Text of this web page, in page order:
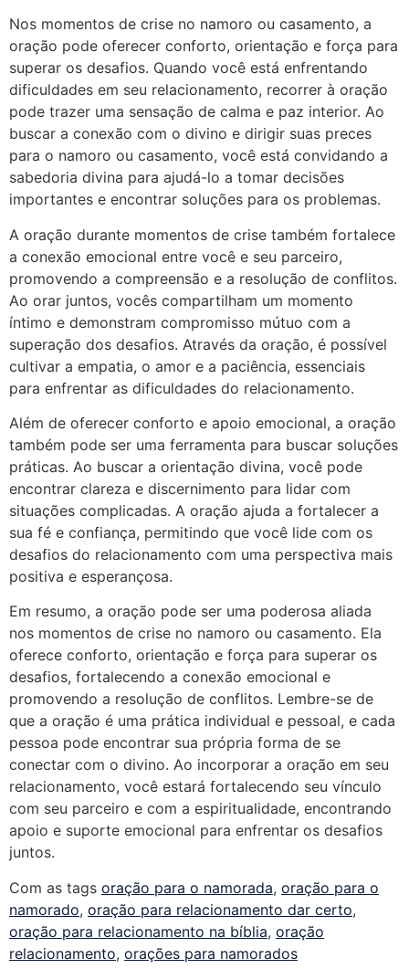
Nos momentos de crise no namoro ou casamento, a
oração pode oferecer conforto, orientação e força para
superar os desafios. Quando você está enfrentando
dificuldades em seu relacionamento, recorrer à oração
pode trazer uma sensação de calma e paz interior. Ao
buscar a conexão com o divino e dirigir suas preces
para o namoro ou casamento, você está convidando a
sabedoria divina para ajudá-lo a tomar decisões
importantes e encontrar soluções para os problemas.
A oração durante momentos de crise também fortalece
a conexão emocional entre você e seu parceiro,
promovendo a compreensão e a resolução de conflitos.
Ao orar juntos, vocês compartilham um momento
íntimo e demonstram compromisso mútuo com a
superação dos desafios. Através da oração, é possível
cultivar a empatia, o amor e a paciência, essenciais
para enfrentar as dificuldades do relacionamento.
Além de oferecer conforto e apoio emocional, a oração
também pode ser uma ferramenta para buscar soluções
práticas. Ao buscar a orientação divina, você pode
encontrar clareza e discernimento para lidar com
situações complicadas. A oração ajuda a fortalecer a
sua fé e confiança, permitindo que você lide com os
desafios do relacionamento com uma perspectiva mais
positiva e esperançosa.
Em resumo, a oração pode ser uma poderosa aliada
nos momentos de crise no namoro ou casamento. Ela
oferece conforto, orientação e força para superar os
desafios, fortalecendo a conexão emocional e
promovendo a resolução de conflitos. Lembre-se de
que a oração é uma prática individual e pessoal, e cada
pessoa pode encontrar sua própria forma de se
conectar com o divino. Ao incorporar a oração em seu
relacionamento, você estará fortalecendo seu vínculo
com seu parceiro e com a espiritualidade, encontrando
apoio e suporte emocional para enfrentar os desafios
juntos.
Com as tags oração para o namorada, oração para o
namorado, oração para relacionamento dar certo,
oração para relacionamento na bíblia, oração
relacionamento, orações para namorados